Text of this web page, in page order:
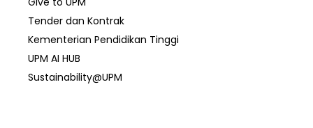
Tender dan Kontrak
Kementerian Pendidikan Tinggi
UPM AI HUB
Sustainability@UPM